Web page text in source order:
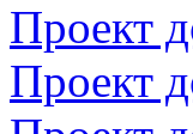
Проект
Проект